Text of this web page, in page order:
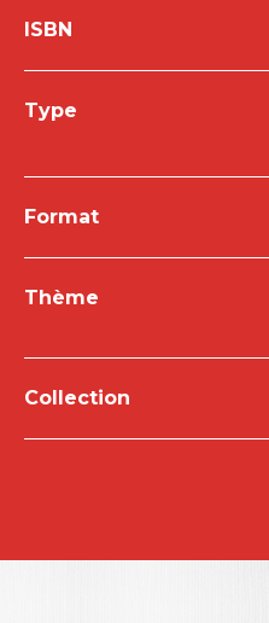
ISBN
Type
Format
Thème
Collection